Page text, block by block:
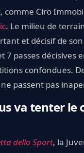
comme Ciro
. Le milieu de
et décisif de
7 passes décisives
confondues.
passent pas
va tenter le
dello Sport, la